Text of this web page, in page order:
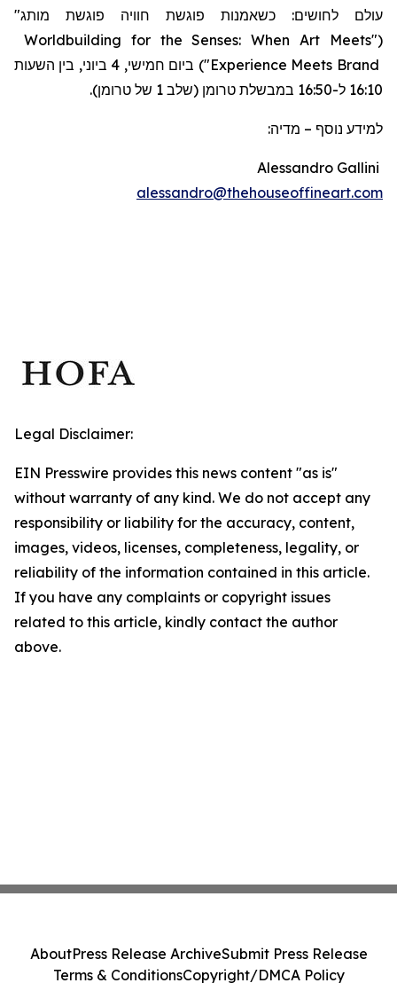
עולם לחושים: כשאמנות פוגשת חוויה פוגשת מותג"
(
"
Worldbuilding for the Senses: When Art Meets
Experience Meets Brand
"
)
ביום חמישי, 4 ביוני, בין השעות
16:10 ל-16:50 במבשלת טרומן (שלב 1 של טרומן).
למידע נוסף – מדיה:
Alessandro Gallini
alessandro@thehouseoffineart.com
Legal Disclaimer:
EIN Presswire provides this news content "as is"
without warranty of any kind. We do not accept any
responsibility or liability for the accuracy, content,
images, videos, licenses, completeness, legality, or
reliability of the information contained in this article.
If you have any complaints or copyright issues
related to this article, kindly contact the author
above.
AboutPress Release ArchiveSubmit Press Release
Terms & ConditionsCopyright/DMCA Policy